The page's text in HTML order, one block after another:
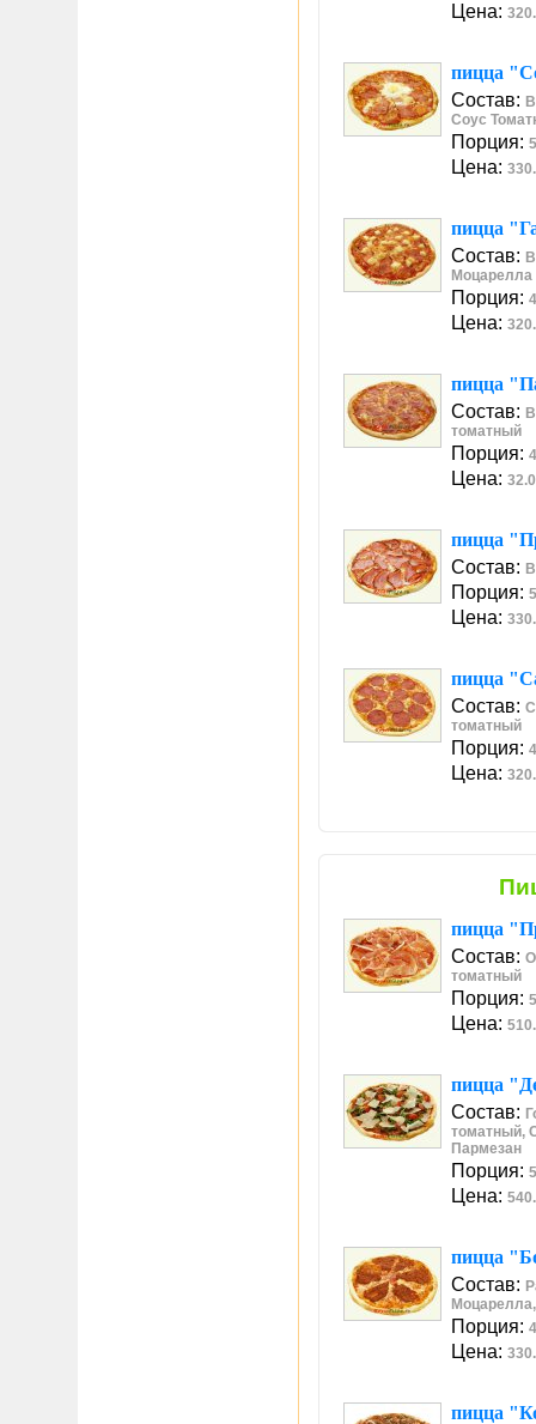
Цена:
пицца
Состав:
Соус
Порция:
Цена:
пицца
Состав:
Моцарелла
Порция:
Цена:
пицца
Состав:
томатный
Порция:
Цена:
пицца
Состав:
Порция:
Цена:
пицца
Состав:
томатный
Порция:
Цена:
пицца
Состав:
томатный
Порция:
Цена:
пицца
Состав:
томатный,
Пармезан
Порция:
Цена:
пицца
Состав:
Порция:
Цена:
пицца